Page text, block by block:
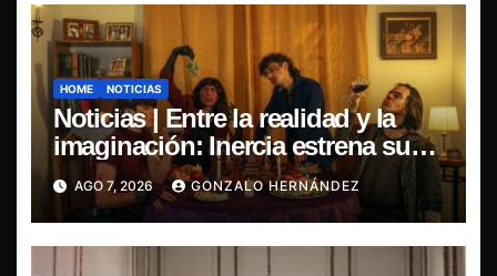
HOME NOTICIAS
Noticias | Entre la realidad y la
imaginación: Inercia estrena su
primer single “Marilina”
AGO 7, 2026 GONZALO HERNÁNDEZ